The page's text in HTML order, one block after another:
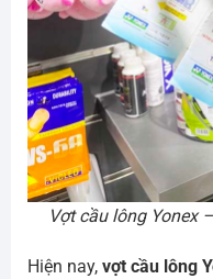
Vợt cầu lông Yonex
Hiện nay, vợt cầu lông